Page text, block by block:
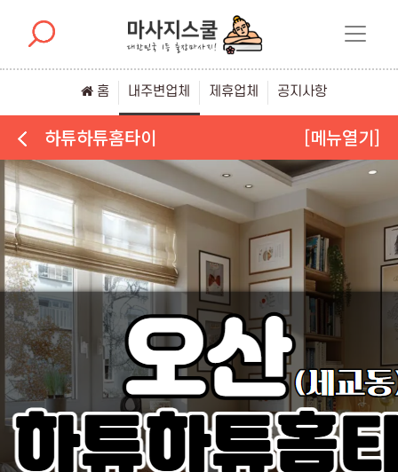
홈 내주변업체 제휴업체 공지사항
하튜하튜홈타이 [메뉴열기]